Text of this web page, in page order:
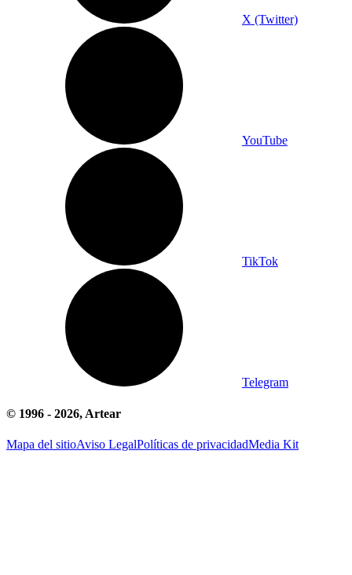
X (Twitter)
YouTube
TikTok
Telegram
© 1996 - 2026, Artear
Mapa del sitioAviso LegalPolíticas de privacidadMedia Kit